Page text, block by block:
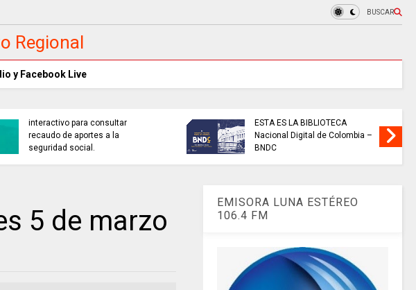
BUSCAR
y Facebook Live
SELECCIÓN CUNDINAMARCA de
baloncesto se coronó
campeona nacional.
EN CITA CON CUNDINAMARCA
informa: Juan Helmuth
5 de marzo
EMISORA LUNA ESTÉREO
106.4 FM